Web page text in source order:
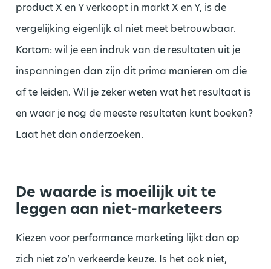
product X en Y verkoopt in markt X en Y, is de
vergelijking eigenlijk al niet meet betrouwbaar.
Kortom: wil je een indruk van de resultaten uit je
inspanningen dan zijn dit prima manieren om die
af te leiden. Wil je zeker weten wat het resultaat is
en waar je nog de meeste resultaten kunt boeken?
Laat het dan onderzoeken.
De waarde is moeilijk uit te
leggen aan niet-marketeers
Kiezen voor performance marketing lijkt dan op
zich niet zo’n verkeerde keuze. Is het ook niet,